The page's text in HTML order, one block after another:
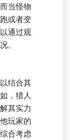
当怪物
或者变
通过观
。
结合其
，猎人
其实力
玩家的
合考虑